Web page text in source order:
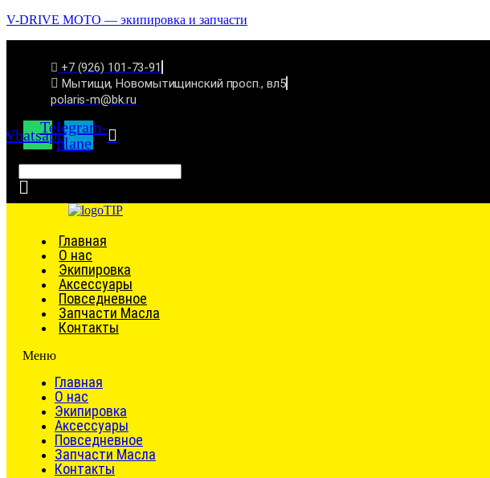
V-DRIVE MOTO — экипировка и запчасти
+7 (926) 101-73-91
Мытищи, Новомытищинский просп., вл5
polaris-m@bk.ru
WhatsappTelegram-
plane
Связаться
Главная
О нас
Экипировка
Аксессуары
Повседневное
Запчасти Масла
Контакты
Меню
Главная
О нас
Экипировка
Аксессуары
Повседневное
Запчасти Масла
Контакты